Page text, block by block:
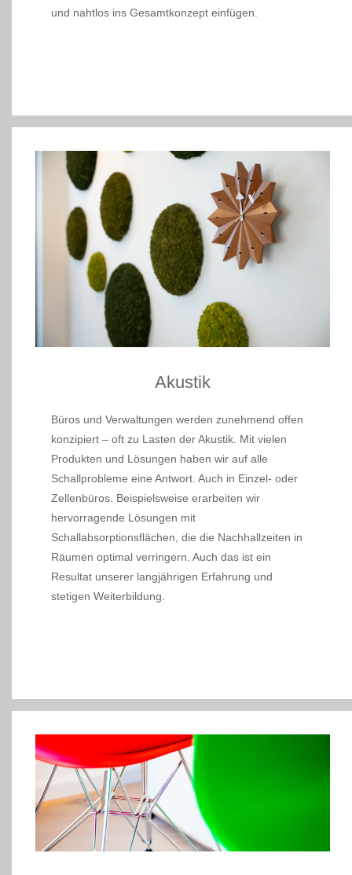
und nahtlos ins Gesamtkonzept einfügen.
Akustik
Büros und Verwaltungen werden zunehmend offen
konzipiert – oft zu Lasten der Akustik. Mit vielen
Produkten und Lösungen haben wir auf alle
Schallprobleme eine Antwort. Auch in Einzel- oder
Zellenbüros. Beispielsweise erarbeiten wir
hervorragende Lösungen mit
Schallabsorptionsflächen, die die Nachhallzeiten in
Räumen optimal verringern. Auch das ist ein
Resultat unserer langjährigen Erfahrung und
stetigen Weiterbildung.